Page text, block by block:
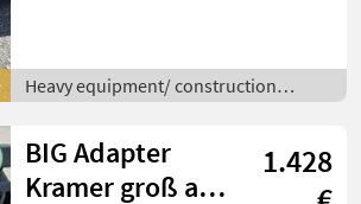
Anhängekupplung *
Eigengewicht ca. 190 kg *
Heavy equipment/ construction
machines /
BIG Adapter
Kramer groß auf
1.428